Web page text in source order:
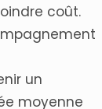
coût.
un
moyenne